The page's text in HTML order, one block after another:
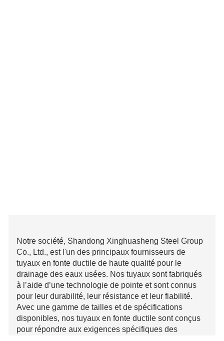
Notre société, Shandong Xinghuasheng Steel Group
Co., Ltd., est l'un des principaux fournisseurs de
tuyaux en fonte ductile de haute qualité pour le
drainage des eaux usées. Nos tuyaux sont fabriqués
à l’aide d’une technologie de pointe et sont connus
pour leur durabilité, leur résistance et leur fiabilité.
Avec une gamme de tailles et de spécifications
disponibles, nos tuyaux en fonte ductile sont conçus
pour répondre aux exigences spécifiques des